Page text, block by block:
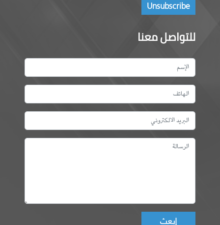
للتواصل معنا